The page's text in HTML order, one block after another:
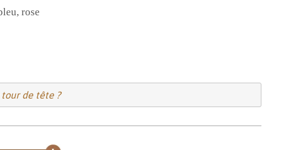
rose
de tête ?